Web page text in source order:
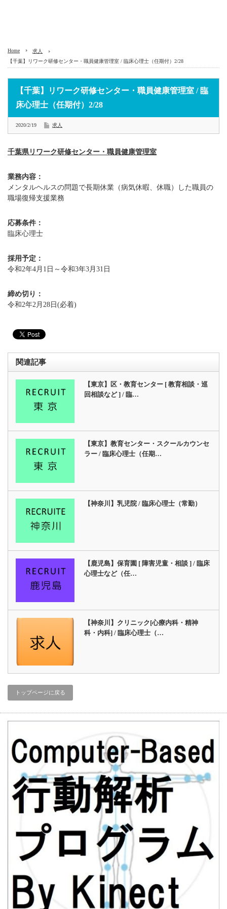
Home
求人
【千葉】リワーク研修センター・職員健康管理室 / 臨床心理士（任期付）2/28
【千葉】リワーク研修センター・職員健康管理室 / 臨
床心理士（任期付）2/28
2020/2/19 求人
千葉県リワーク研修センター・職員健康管理室
業務内容：
メンタルヘルスの問題で長期休業（病気休暇、休職）した職員の
職場復帰支援業務
応募条件：
臨床心理士
採用予定：
令和2年4月1日～令和3年3月31日
締め切り：
令和2年2月28日(必着)
関連記事
【東京】区・教育センター [ 教育相談・巡
回相談など ] / 臨…
【東京】教育センター・スクールカウンセ
ラー / 臨床心理士（任期…
【神奈川】乳児院 / 臨床心理士（常勤）
【鹿児島】保育園 [ 障害児童・相談 ] / 臨床
心理士など（任…
【神奈川】クリニック[心療内科・精神
科・内科] / 臨床心理士（…
トップページに戻る